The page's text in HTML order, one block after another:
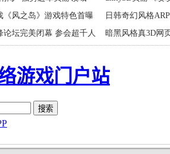
《风之岛》游戏特色首曝
日韩奇幻风格
论坛完美闭幕 参会超千人
暗黑风格真3D网